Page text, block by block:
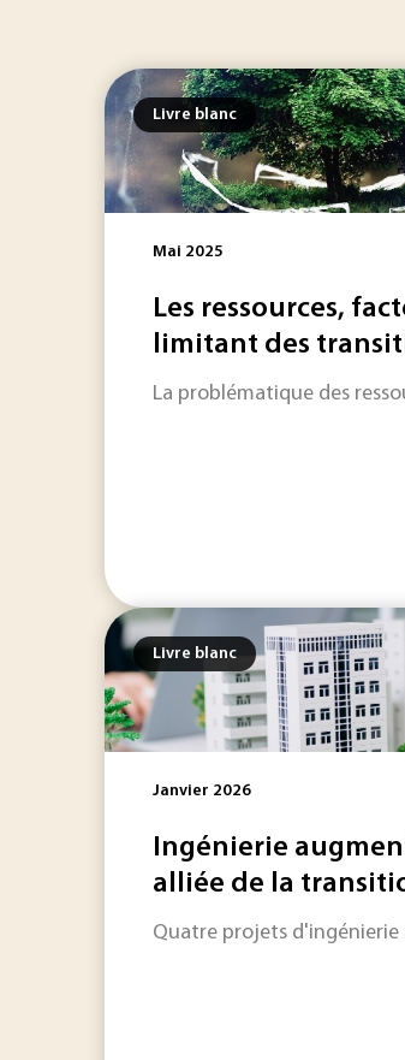
Livre blanc
Mai 2025
Les ressources,
limitant des
La problématique des
Livre blanc
Janvier 2026
Ingénierie
alliée de la
Quatre projets